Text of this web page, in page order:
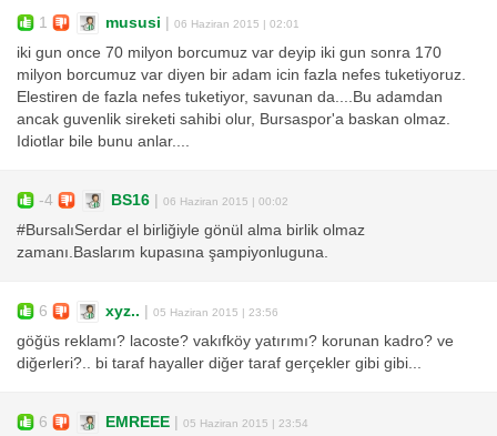
1 mususi 06 Haziran 2015 | 02:01
iki gun once 70 milyon borcumuz var deyip iki gun sonra 170
milyon borcumuz var diyen bir adam icin fazla nefes tuketiyoruz.
Elestiren de fazla nefes tuketiyor, savunan da....Bu adamdan
ancak guvenlik sireketi sahibi olur, Bursaspor'a baskan olmaz.
Idiotlar bile bunu anlar....
-4 BS16 06 Haziran 2015 | 00:02
#BursalıSerdar el birliğiyle gönül alma birlik olmaz
zamanı.Baslarım kupasına şampiyonluguna.
6 xyz.. 05 Haziran 2015 | 23:56
göğüs reklamı? lacoste? vakıfköy yatırımı? korunan kadro? ve
diğerleri?.. bi taraf hayaller diğer taraf gerçekler gibi gibi...
6 EMREEE 05 Haziran 2015 | 23:54